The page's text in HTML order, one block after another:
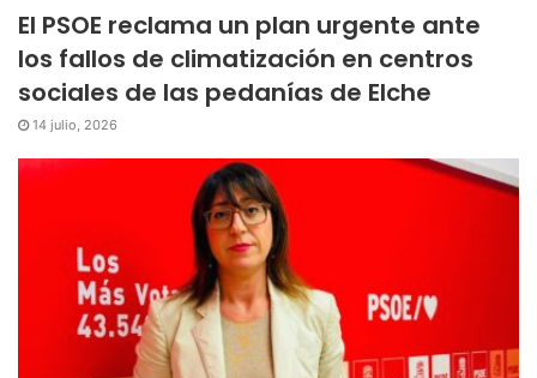
El PSOE reclama un plan urgente ante
los fallos de climatización en centros
sociales de las pedanías de Elche
14 julio, 2026